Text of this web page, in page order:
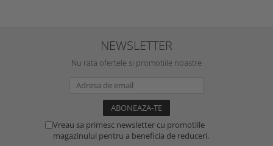
NEWSLETTER
Nu rata ofertele si promotiile noastre
Vreau sa primesc newsletter cu promotiile
magazinului pentru a beneficia de reduceri.